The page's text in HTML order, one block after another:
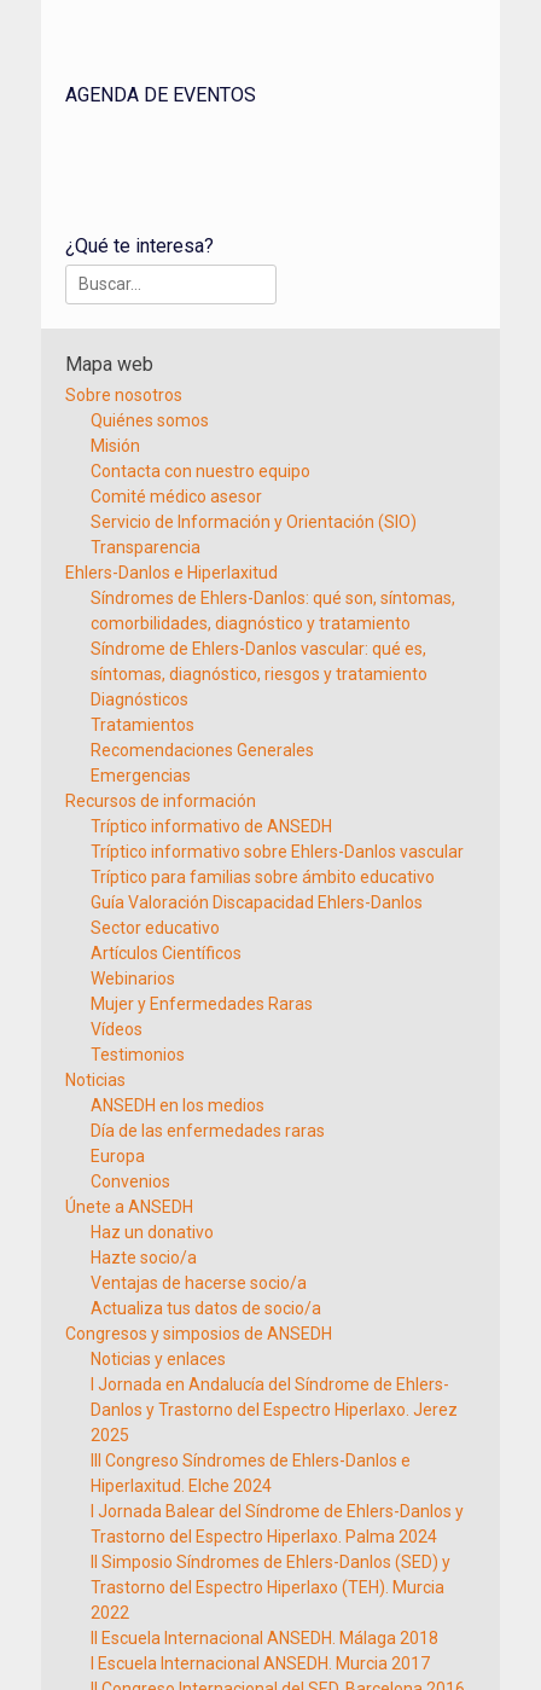
AGENDA DE EVENTOS
¿Qué te interesa?
Buscar:
Mapa web
Sobre nosotros
Quiénes somos
Misión
Contacta con nuestro equipo
Comité médico asesor
Servicio de Información y Orientación (SIO)
Transparencia
Ehlers-Danlos e Hiperlaxitud
Síndromes de Ehlers-Danlos: qué son, síntomas,
comorbilidades, diagnóstico y tratamiento
Síndrome de Ehlers-Danlos vascular: qué es,
síntomas, diagnóstico, riesgos y tratamiento
Diagnósticos
Tratamientos
Recomendaciones Generales
Emergencias
Recursos de información
Tríptico informativo de ANSEDH
Tríptico informativo sobre Ehlers-Danlos vascular
Tríptico para familias sobre ámbito educativo
Guía Valoración Discapacidad Ehlers-Danlos
Sector educativo
Artículos Científicos
Webinarios
Mujer y Enfermedades Raras
Vídeos
Testimonios
Noticias
ANSEDH en los medios
Día de las enfermedades raras
Europa
Convenios
Únete a ANSEDH
Haz un donativo
Hazte socio/a
Ventajas de hacerse socio/a
Actualiza tus datos de socio/a
Congresos y simposios de ANSEDH
Noticias y enlaces
I Jornada en Andalucía del Síndrome de Ehlers-
Danlos y Trastorno del Espectro Hiperlaxo. Jerez
2025
III Congreso Síndromes de Ehlers-Danlos e
Hiperlaxitud. Elche 2024
I Jornada Balear del Síndrome de Ehlers-Danlos y
Trastorno del Espectro Hiperlaxo. Palma 2024
II Simposio Síndromes de Ehlers-Danlos (SED) y
Trastorno del Espectro Hiperlaxo (TEH). Murcia
2022
II Escuela Internacional ANSEDH. Málaga 2018
I Escuela Internacional ANSEDH. Murcia 2017